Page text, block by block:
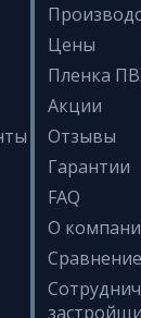
Цены
Пленка
Акции
Отзывы
Гарантии
FAQ
О